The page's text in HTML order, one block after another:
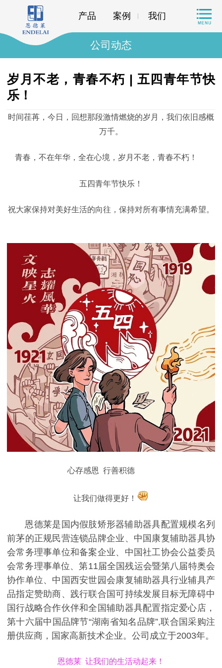
产品 案例 我们
公司动态
岁月不老，青春不朽 | 五四青年节快
乐！
时间荏苒，今日，回想那段激情燃烧的岁月，我们依旧感概
万千。
青春，不在年华，全在心境，岁月不老，青春不朽！
五四青年节快乐！
祝大家保持对美好生活的向往，保持对所有事情充满希望。
心存感恩 行善积德
让我们做得更好！
恩德莱是国内假肢矫形器辅助器具配置规模名列
前茅的正规民营连锁品牌企业、中国康复辅助器具协
会常务理事单位和备案企业、中国社工协会公益委员
会常务理事单位、第11届全国残运会暨第八届特奥会
协作单位、中国西安世园会康复辅助器具行业辅具产
品指定赞助商、践行联合国可持续发展目标无障碍中
国行战略合作伙伴和全国辅助器具配置指定爱心店，
第十六届中国品牌节“湖南省知名品牌”,联合国采购注
册供应商，国家高新技术企业。公司成立于2003年。
恩德莱 让我们的生活动起来！